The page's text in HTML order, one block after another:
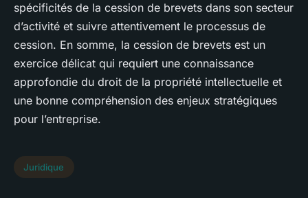
spécificités de la cession de brevets dans son secteur
d’activité et suivre attentivement le processus de
cession. En somme, la cession de brevets est un
exercice délicat qui requiert une connaissance
approfondie du droit de la propriété intellectuelle et
une bonne compréhension des enjeux stratégiques
pour l’entreprise.
Juridique